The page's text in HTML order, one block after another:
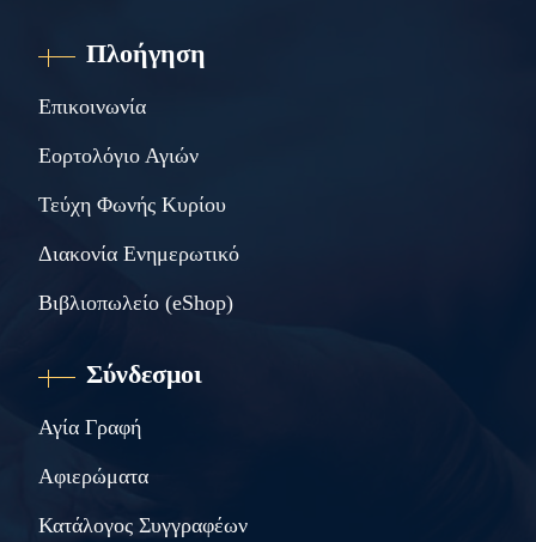
Πλοήγηση
Επικοινωνία
Εορτολόγιο Αγιών
Τεύχη Φωνής Κυρίου
Διακονία Ενημερωτικό
Βιβλιοπωλείο (eShop)
Σύνδεσμοι
Αγία Γραφή
Αφιερώματα
Κατάλογος Συγγραφέων